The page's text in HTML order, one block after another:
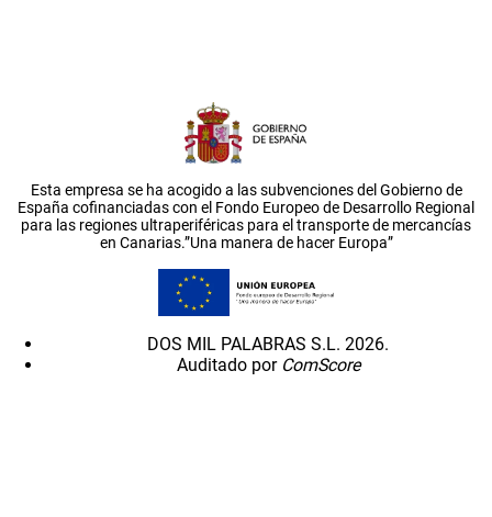
Esta empresa se ha acogido a las subvenciones del Gobierno de
España cofinanciadas con el Fondo Europeo de Desarrollo Regional
para las regiones ultraperiféricas para el transporte de mercancías
en Canarias.”Una manera de hacer Europa”
DOS MIL PALABRAS S.L. 2026.
Auditado por ComScore